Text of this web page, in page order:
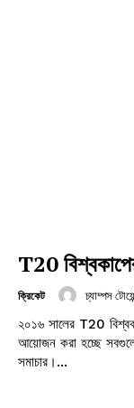
T20
ক্রিকেট চ্যাম্পস
২০১৬ সালের T20
আয়োজন করা হচ্ছে
সমাচার।...